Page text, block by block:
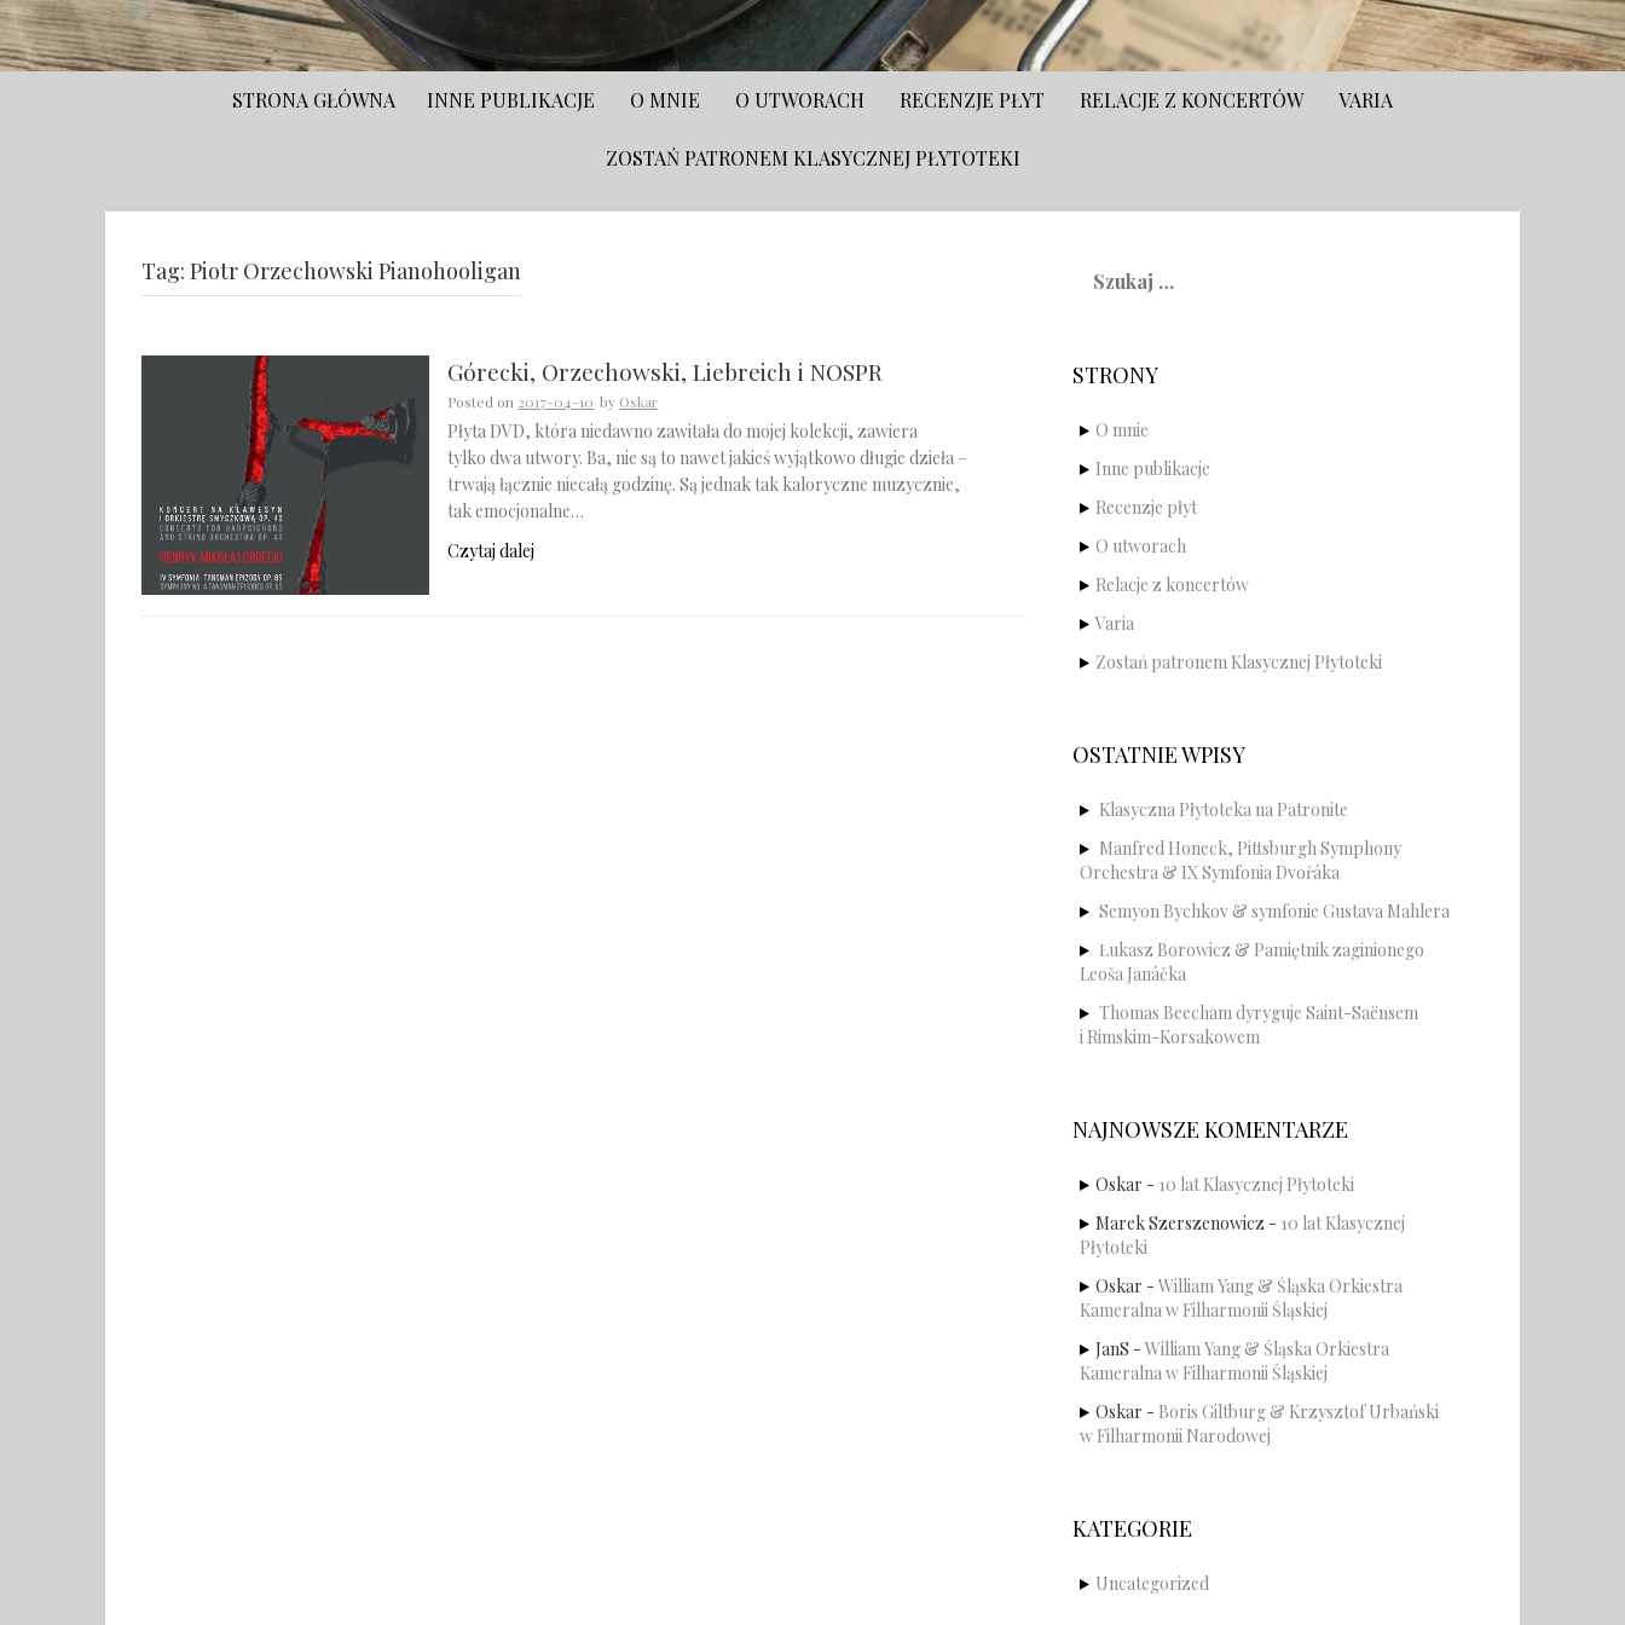
STRONA GŁÓWNA INNE PUBLIKACJE O MNIE O UTWORACH RECENZJE PŁYT RELACJE Z KONCERTÓW VARIA
ZOSTAŃ PATRONEM KLASYCZNEJ PŁYTOTEKI
Tag: Piotr Orzechowski Pianohooligan
Górecki, Orzechowski, Liebreich i NOSPR
Posted on 2017-04-10 by Oskar
Płyta DVD, która niedawno zawitała do mojej kolekcji, zawiera
tylko dwa utwory. Ba, nie są to nawet jakieś wyjątkowo długie dzieła –
trwają łącznie niecałą godzinę. Są jednak tak kaloryczne muzycznie,
tak emocjonalne…
Czytaj dalej
STRONY
O mnie
Inne publikacje
Recenzje płyt
O utworach
Relacje z koncertów
Varia
Zostań patronem Klasycznej Płytoteki
OSTATNIE WPISY
Klasyczna Płytoteka na Patronite
Manfred Honeck, Pittsburgh Symphony
Orchestra & IX Symfonia Dvořáka
Semyon Bychkov & symfonie Gustava Mahlera
Łukasz Borowicz & Pamiętnik zaginionego
Leoša Janáčka
Thomas Beecham dyryguje Saint-Saënsem
i Rimskim-Korsakowem
NAJNOWSZE KOMENTARZE
Oskar - 10 lat Klasycznej Płytoteki
Marek Szerszenowicz - 10 lat Klasycznej
Płytoteki
Oskar - William Yang & Śląska Orkiestra
Kameralna w Filharmonii Śląskiej
JanS - William Yang & Śląska Orkiestra
Kameralna w Filharmonii Śląskiej
Oskar - Boris Giltburg & Krzysztof Urbański
w Filharmonii Narodowej
KATEGORIE
Uncategorized